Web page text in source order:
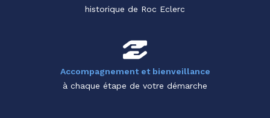
historique de Roc Eclerc
Accompagnement et bienveillance
à chaque étape de votre démarche